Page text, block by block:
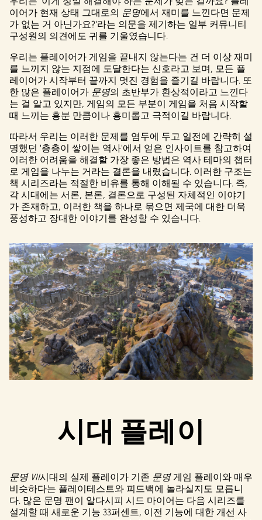
이어가 현재 상태 그대로의 문명에서 재미를 느낀다면 문제
가 없는 거 아닌가요?'라는 의문을 제기하는 일부 커뮤니티
구성원의 의견에도 귀를 기울였습니다.
우리는 플레이어가 게임을 끝내지 않는다는 건 더 이상 재미
를 느끼지 않는 지점에 도달한다는 신호라고 보며, 모든 플
레이어가 시작부터 끝까지 멋진 경험을 즐기길 바랍니다. 또
한 많은 플레이어가 문명의 초반부가 환상적이라고 느낀다
는 걸 알고 있지만, 게임의 모든 부분이 게임을 처음 시작할
때 느끼는 흥분 만큼이나 흥미롭고 극적이길 바랍니다.
따라서 우리는 이러한 문제를 염두에 두고 일전에 간략히 설
명했던 '층층이 쌓이는 역사'에서 얻은 인사이트를 참고하여
이러한 어려움을 해결할 가장 좋은 방법은 역사 테마의 챕터
로 게임을 나누는 거라는 결론을 내렸습니다. 이러한 구조는
책 시리즈라는 적절한 비유를 통해 이해될 수 있습니다. 즉,
각 시대에는 서론, 본론, 결론으로 구성된 자체적인 이야기
가 존재하고, 이러한 책을 하나로 묶으면 제국에 대한 더욱
풍성하고 장대한 이야기를 완성할 수 있습니다.
시대 플레이
문명 VII시대의 실제 플레이가 기존 문명게임 플레이와 매우
비슷하다는 플레이테스트와 피드백에 놀라실지도 모릅니
다. 많은 문명 팬이 알다시피 시드 마이어는 다음 시리즈를
설계할 때 새로운 기능 33퍼센트, 이전 기능에 대한 개선 사